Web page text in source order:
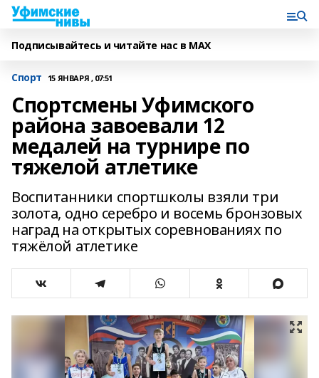
Подписывайтесь и читайте нас в MAX
Спорт 15 ЯНВАРЯ , 07:51
Спортсмены Уфимского
района завоевали 12
медалей на турнире по
тяжелой атлетике
Воспитанники спортшколы взяли три
золота, одно серебро и восемь бронзовых
наград на открытых соревнованиях по
тяжёлой атлетике